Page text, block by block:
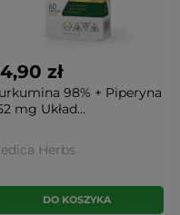
zł
98% + Piperyna
mg Układ...
Herbs
DO KOSZYKA